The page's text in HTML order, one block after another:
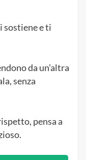
sostiene e ti
da un’altra
senza
pensa a